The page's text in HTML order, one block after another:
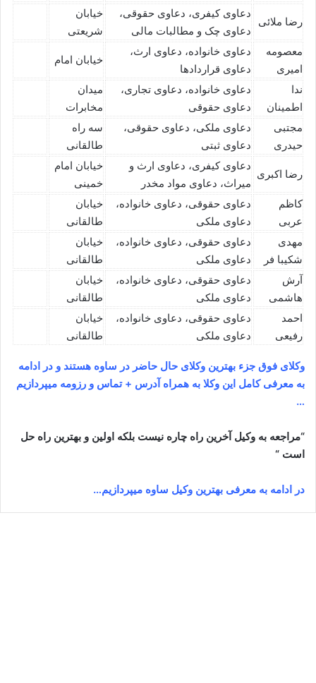
رضا ملائی
دعاوی کیفری، دعاوی حقوقی،
دعاوی چک و مطالبات مالی
خیابان
شریعتی
معصومه
امیری
دعاوی خانواده، دعاوی ارث،
دعاوی قراردادها
خیابان امام
ندا
اطمینان
دعاوی خانواده، دعاوی تجاری،
دعاوی حقوقی
میدان
مخابرات
مجتبی
حیدری
دعاوی ملکی، دعاوی حقوقی،
دعاوی ثبتی
سه راه
طالقانی
رضا اکبری
دعاوی کیفری، دعاوی ارث و
میراث، دعاوی مواد مخدر
خیابان امام
خمینی
کاظم
عربی
دعاوی حقوقی، دعاوی خانواده،
دعاوی ملکی
خیابان
طالقانی
مهدی
شکیبا فر
دعاوی حقوقی، دعاوی خانواده،
دعاوی ملکی
خیابان
طالقانی
آرش
هاشمی
دعاوی حقوقی، دعاوی خانواده،
دعاوی ملکی
خیابان
طالقانی
احمد
رفیعی
دعاوی حقوقی، دعاوی خانواده،
دعاوی ملکی
خیابان
طالقانی
وکلای فوق جزء بهترین وکلای حال حاضر در ساوه هستند و در ادامه
به معرفی کامل این وکلا به همراه آدرس + تماس و رزومه میپردازیم
…
“مراجعه به وکیل آخرین راه چاره نیست بلکه اولین و بهترین راه حل
است “
در ادامه به معرفی بهترین وکیل ساوه میپردازیم…